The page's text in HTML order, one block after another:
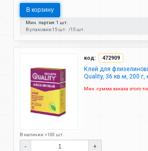
В корзину
Мин. партия: 1 шт.
В упаковке:15 шт. 15 шт.
код: 472909
Клей для
Quality, 36 кв.м, 200 г,
Мин. сумма заказа этого
В наличии >100 шт.
- +